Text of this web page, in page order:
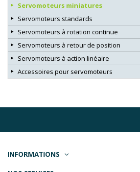
Servomoteurs miniatures
Servomoteurs standards
Servomoteurs à rotation continue
Servomoteurs à retour de position
Servomoteurs à action linéaire
Accessoires pour servomoteurs
INFORMATIONS